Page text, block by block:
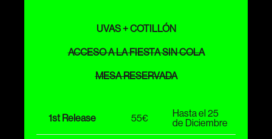
UVAS + COTILLÓN
ACCESO A LA FIESTA SIN COLA
MESA RESERVADA
1st Release 55€
Hasta el 25
de Diciembre